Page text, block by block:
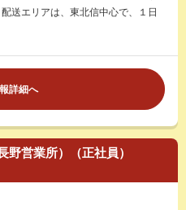
送エリアは、東北信中心で、１日
詳細へ
営業所）（正社員）